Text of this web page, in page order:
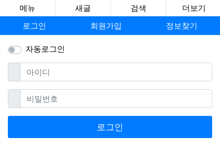
메뉴 새글 검색
더보기
로그인
회원가입 정보찾기
자동로그인
아이디필수
비밀번호필수
로그인